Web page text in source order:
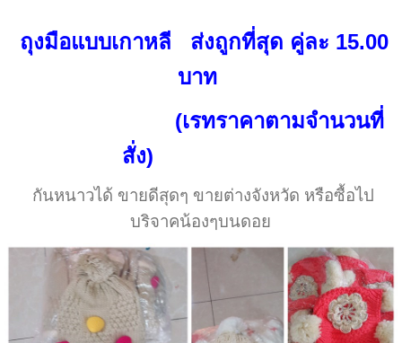
ถุงมือแบบเกาหลี ส่งถูกที่สุด คู่ละ 15.00
บาท
(เรทราคาตามจำนวนที่
สั่ง)
กันหนาวได้ ขายดีสุดๆ ขายต่างจังหวัด หรือซื้อไป
บริจาคน้องๆบนดอย